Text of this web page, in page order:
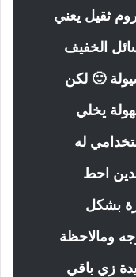
ثقيل يعني
الخفيف
🙂 لكن
يخلي
له
احط
بشكل
ومالاحظة
زي باقي